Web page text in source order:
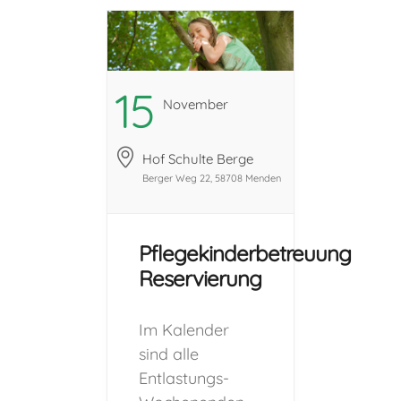
Reservierungsanfrage.
(Die
angegebenen
vollem Umfang
können nicht
gesplittet
eines Kindes in
eine Freizeit, ist
eines
Schnuppertages
für beide Seiten
15 November
Hof Schulte Berge
Berger Weg 22, 58708 Menden
Pflegekinderbetreuung
Reservierung
Im Kalender
sind alle
Entlastungs-